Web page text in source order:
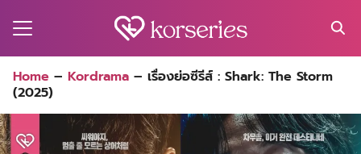
for:
Home – Kordrama – เรื่องย่อซีรีส์ : Shark: The Storm
(2025)